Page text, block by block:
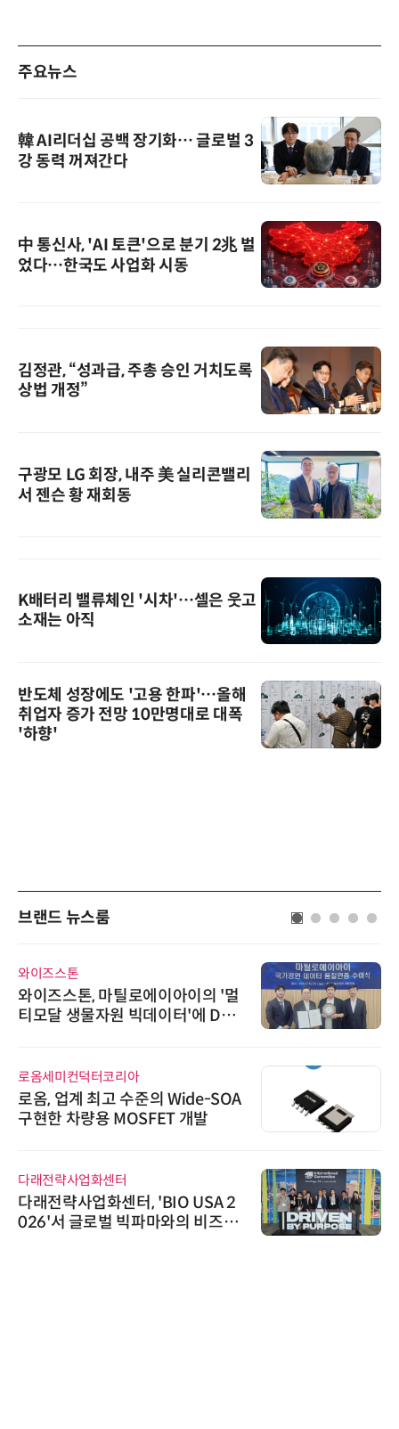
주요뉴스
韓 AI리더십 공백 장기화… 글로벌 3
강 동력 꺼져간다
中 통신사, 'AI 토큰'으로 분기 2兆 벌
었다…한국도 사업화 시동
김정관, “성과급, 주총 승인 거치도록
상법 개정”
구광모 LG 회장, 내주 美 실리콘밸리
서 젠슨 황 재회동
K배터리 밸류체인 '시차'…셀은 웃고
소재는 아직
반도체 성장에도 '고용 한파'…올해
취업자 증가 전망 10만명대로 대폭
'하향'
브랜드 뉴스룸
와이즈스톤
와이즈스톤, 마틸로에이아이의 '멀
티모달 생물자원 빅데이터'에 DQ
로옴세미컨덕터코리아
로옴, 업계 최고 수준의 Wide-SOA
구현한 차량용 MOSFET 개발
다래전략사업화센터
다래전략사업화센터, 'BIO USA 2
026'서 글로벌 빅파마와의 비즈니